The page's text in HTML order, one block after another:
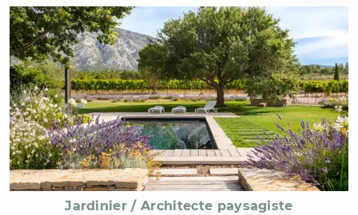
Jardinier / Architecte paysagiste